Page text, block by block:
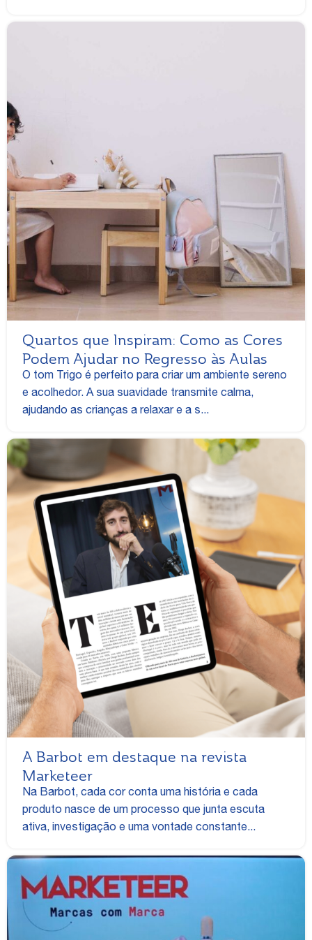
Quartos que Inspiram: Como as Cores
Podem Ajudar no Regresso às Aulas
O tom Trigo é perfeito para criar um ambiente sereno
e acolhedor. A sua suavidade transmite calma,
ajudando as crianças a relaxar e a s...
A Barbot em destaque na revista
Marketeer
Na Barbot, cada cor conta uma história e cada
produto nasce de um processo que junta escuta
ativa, investigação e uma vontade constante...